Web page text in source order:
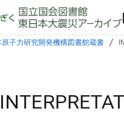
原子力研究開発機構図書館蔵書